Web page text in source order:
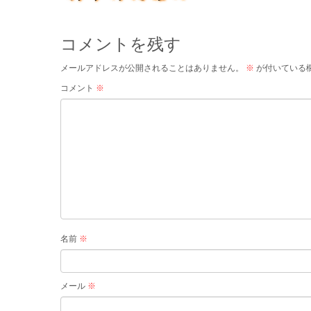
コメントを残す
メールアドレスが公開されることはありません。 ※ が付いている
コメント ※
名前 ※
メール ※